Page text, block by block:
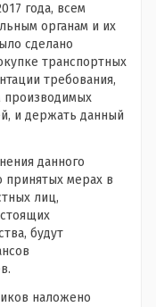
года, всем
органам и их
сделано
транспортных
требования,
производимых
и держать данный
данного
принятых мерах в
лиц,
будут
наложено